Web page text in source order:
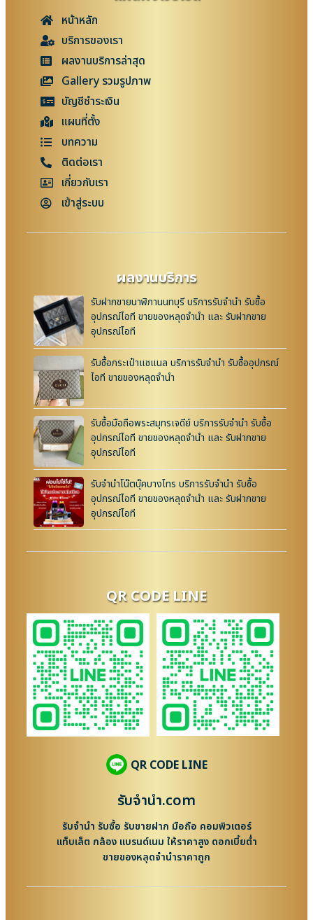
หน้าหลัก
บริการของเรา
ผลงานบริการล่าสุด
Gallery รวมรูปภาพ
บัญชีชำระเงิน
แผนที่ตั้ง
บทความ
ติดต่อเรา
เกี่ยวกับเรา
เข้าสู่ระบบ
ผลงานบริการ
รับฝากขายนาฬิกานนทบุรี บริการรับจำนำ รับซื้อ
อุปกรณ์ไอที ขายของหลุดจำนำ และ รับฝากขาย
อุปกรณ์ไอที
รับซื้อกระเป๋าแชแนล บริการรับจำนำ รับซื้ออุปกรณ์
ไอที ขายของหลุดจำนำ
รับซื้อมือถือพระสมุทรเจดีย์ บริการรับจำนำ รับซื้อ
อุปกรณ์ไอที ขายของหลุดจำนำ และ รับฝากขาย
อุปกรณ์ไอที
รับจำนำโน๊ตบุ๊คบางไทร บริการรับจำนำ รับซื้อ
อุปกรณ์ไอที ขายของหลุดจำนำ และ รับฝากขาย
อุปกรณ์ไอที
QR CODE LINE
QR CODE LINE
รับจํานํา.com
รับจำนำ รับซื้อ รับขายฝาก มือถือ คอมพิวเตอร์
แท็บเล็ต กล้อง แบรนด์เนม ให้ราคาสูง ดอกเบี้ยต่ำ
ขายของหลุดจำนำราคาถูก